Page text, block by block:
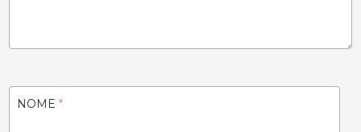
NOME*